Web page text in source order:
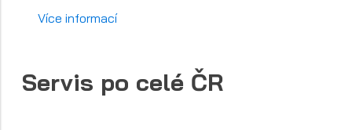
Více informací
Servis po celé ČR